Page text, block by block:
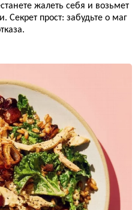
жалеть себя и возьмет
Секрет прост: забудьте о маг